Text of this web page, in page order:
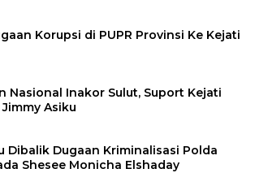
Korupsi di PUPR Provinsi Ke Kejati
Nasional Inakor Sulut, Suport Kejati
Asiku
Dibalik Dugaan Kriminalisasi Polda
Shesee Monicha Elshaday